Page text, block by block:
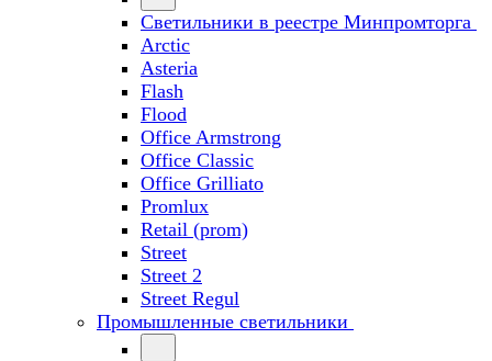
Светильники в реестре Минпромторга
Arctic
Asteria
Flash
Flood
Office Armstrong
Office Classic
Office Grilliato
Promlux
Retail (prom)
Street
Street 2
Street Regul
Промышленные светильники